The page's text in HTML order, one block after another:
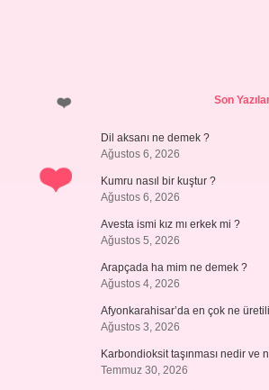
SidebarSon
Dil aksanı ne demek ?
Ağustos 6, 2026
Kumru nasıl bir kuştur ?
Ağustos 6, 2026
Avesta ismi kız mı erkek mi ?
Ağustos 5, 2026
Arapçada ha mim ne demek ?
Ağustos 4, 2026
Afyonkarahisar’da en çok ne
Ağustos 3, 2026
Karbondioksit taşınması nedir ve
Temmuz 30, 2026